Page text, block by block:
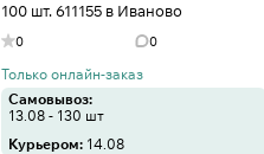
100 шт. 611155 в Иваново
0 0
Только онлайн-заказ
Самовывоз:
13.08 - 130 шт
Курьером: 14.08